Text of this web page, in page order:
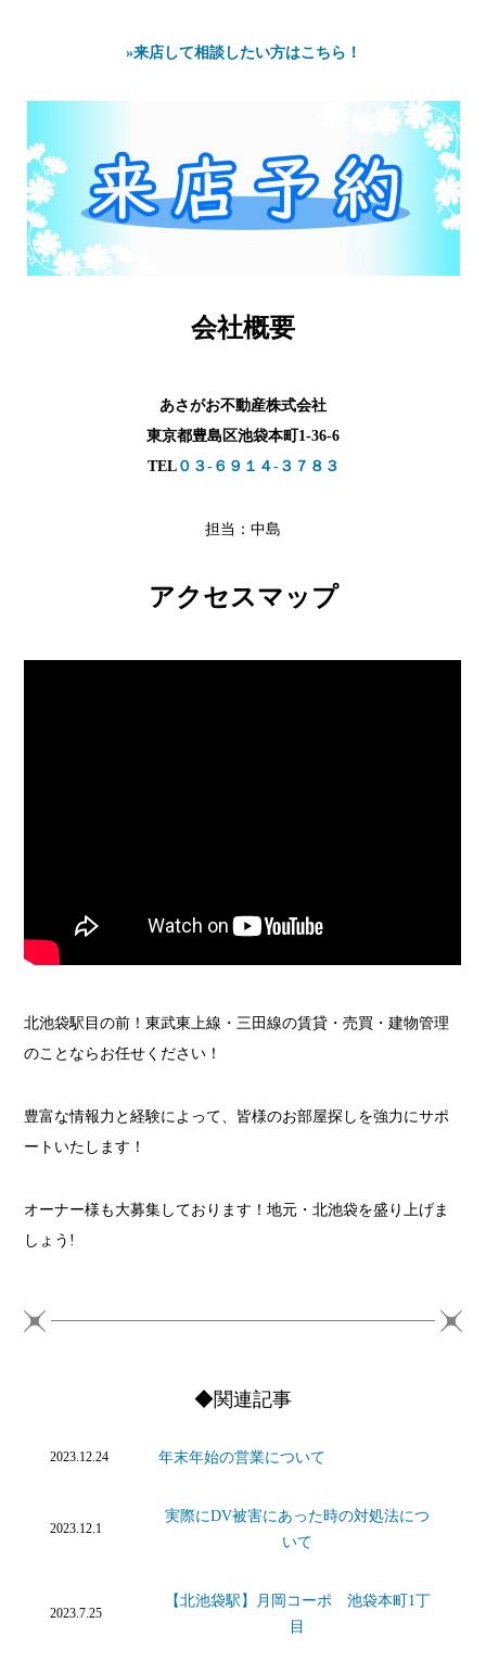
»来店して相談したい方はこちら！
会社概要
あさがお不動産株式会社
東京都豊島区池袋本町1-36-6
TEL０３-６９１４-３７８３
担当：中島
アクセスマップ
北池袋駅目の前！東武東上線・三田線の賃貸・売買・建物管理
のことならお任せください！
豊富な情報力と経験によって、皆様のお部屋探しを強力にサポ
ートいたします！
オーナー様も大募集しております！地元・北池袋を盛り上げま
しょう!
◆関連記事
2023.12.24 年末年始の営業について
2023.12.1
実際にDV被害にあった時の対処法につ
いて
2023.7.25
【北池袋駅】月岡コーポ 池袋本町1丁
目